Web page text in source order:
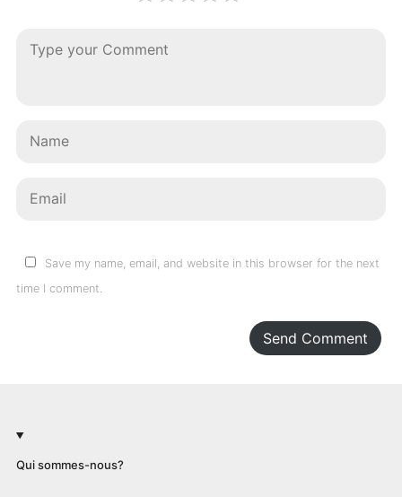
Save my name, email, and website in this browser for the next
time I comment.
Send Comment
Qui sommes-nous?